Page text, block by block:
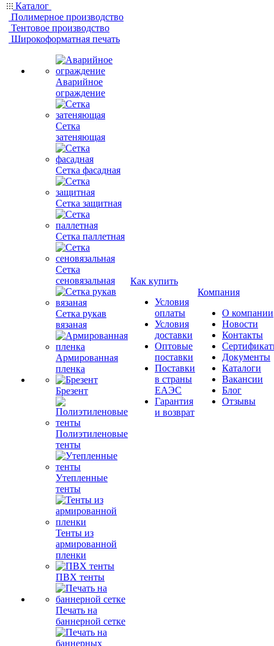
Каталог
Полимерное производство
Тентовое производство
Широкоформатная печать
Аварийное
ограждение
Сетка
затеняющая
Сетка фасадная
Сетка защитная
Сетка паллетная
Сетка
сеновязальная
Сетка рукав
вязаная
Армированная
пленка
Брезент
Полиэтиленовые
тенты
Утепленные
тенты
Тенты из
армированной
пленки
ПВХ тенты
Печать на
баннерной сетке
Как купить
Условия
оплаты
Условия
доставки
Оптовые
поставки
Поставки
в страны
ЕАЭС
Гарантия
и возврат
Компания
О компании
Новости
Контакты
Документы
Каталоги
Вакансии
Блог
Отзывы